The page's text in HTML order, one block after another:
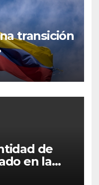
transición
de
en la